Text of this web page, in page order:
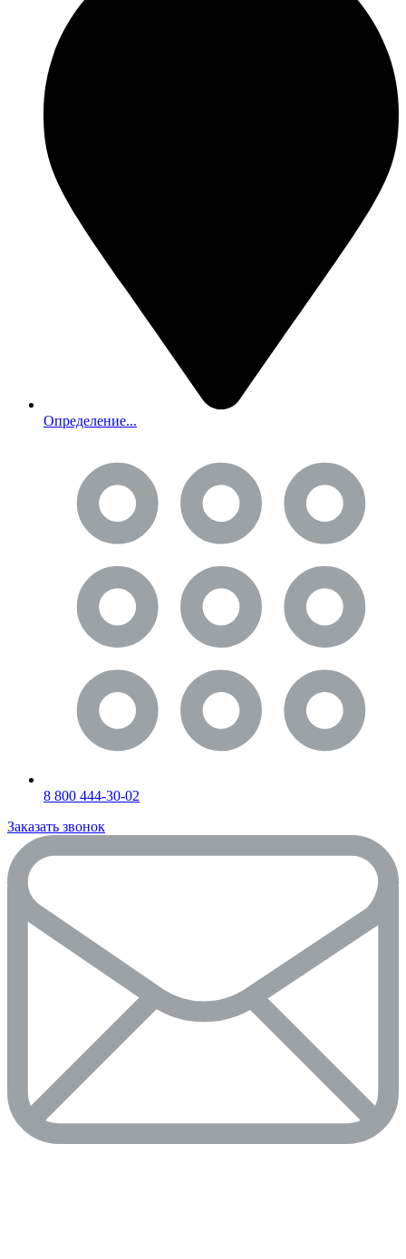
Определение...
8 800 444-30-02
Заказать звонок